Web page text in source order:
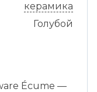
керамика
Голубой
Écume —